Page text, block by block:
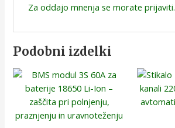
Za oddajo mnenja se morate prijaviti.
Podobni izdelki